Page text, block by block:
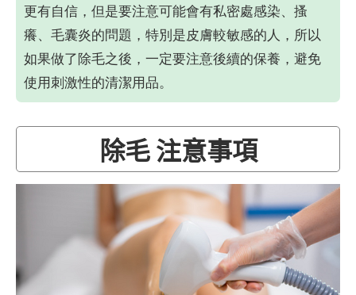
更有自信，但是要注意可能會有私密處感染、搔
癢、毛囊炎的問題，特別是皮膚較敏感的人，所以
如果做了除毛之後，一定要注意後續的保養，避免
使用刺激性的清潔用品。
除毛 注意事項